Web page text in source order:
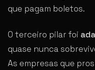
que pagam boletos.
O terceiro pilar foi
quase nunca
As empresas que